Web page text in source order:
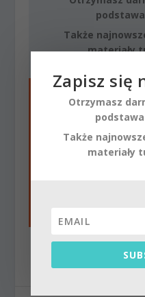
Także
materiały
Zapisz się
Otrzymasz
Także
materiały